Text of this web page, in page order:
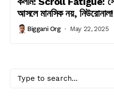
আসলে মানসিক নয়, নিউরোনাল!
Biggani Org May 22, 2025